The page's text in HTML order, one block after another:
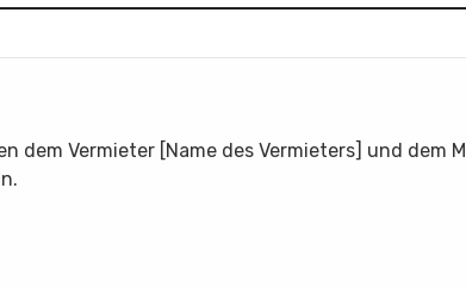
Vermieter [Name des Vermieters] und dem